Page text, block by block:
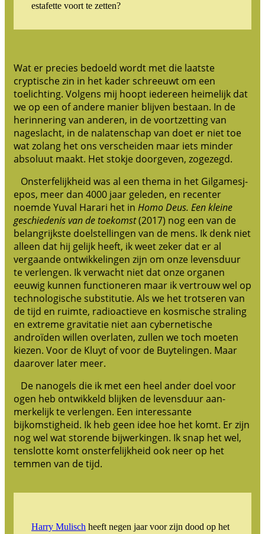
estafette voort te zetten?
Wat er precies bedoeld wordt met die laatste
cryptische zin in het kader schreeuwt om een
toelichting. Volgens mij hoopt iedereen heimelijk dat
we op een of andere manier blijven bestaan. In de
herinnering van anderen, in de voortzetting van
nageslacht, in de nalatenschap van doet er niet toe
wat zolang het ons verscheiden maar iets minder
absoluut maakt. Het stokje doorgeven, zogezegd.
Onsterfelijkheid was al een thema in het Gilgamesj-
epos, meer dan 4000 jaar geleden, en recenter
noemde Yuval Harari het in Homo Deus. Een kleine
geschiedenis van de toekomst(2017) nog een van de
belangrijkste doelstellingen van de mens. Ik denk niet
alleen dat hij gelijk heeft, ik weet zeker dat er al
vergaande ontwikkelingen zijn om onze levensduur
te verlengen. Ik verwacht niet dat onze organen
eeuwig kunnen functioneren maar ik vertrouw wel op
technologische substitutie. Als we het trotseren van
de tijd en ruimte, radioactieve en kosmische straling
en extreme gravitatie niet aan cybernetische
androïden willen overlaten, zullen we toch moeten
kiezen. Voor de Kluyt of voor de Buytelingen. Maar
daarover later meer.
De nanogels die ik met een heel ander doel voor
ogen heb ontwikkeld blijken de levensduur aan-
merkelijk te verlengen. Een interessante
bijkomstigheid. Ik heb geen idee hoe het komt. Er zijn
nog wel wat storende bijwerkingen. Ik snap het wel,
tenslotte komt onsterfelijkheid ook neer op het
temmen van de tijd.
Harry Mulisch heeft negen jaar voor zijn dood op het